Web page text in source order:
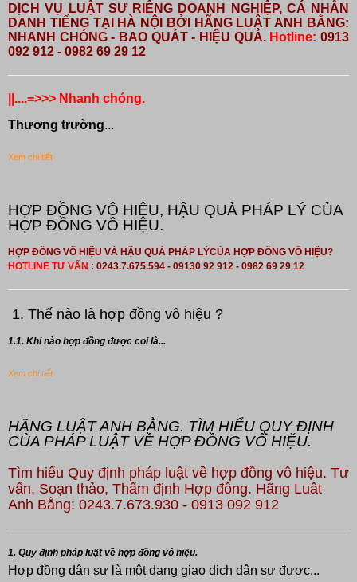
DỊCH VỤ LUẬT SƯ RIÊNG DOANH NGHIỆP, CÁ NHÂN
DANH TIẾNG TẠI HÀ NỘI BỞI HÃNG LUẬT ANH BẰNG:
NHANH CHÓNG - BAO QUÁT - HIỆU QUẢ. Hotline: 0913
092 912 - 0982 69 29 12
||....=>>> Nhanh chóng.
Thương trường...
Xem chi tiết
HỢP ĐỒNG VÔ HIỆU, HẬU QUẢ PHÁP LÝ CỦA
HỢP ĐỒNG VÔ HIỆU.
HỢP ĐỒNG VÔ HIỆU VÀ HẬU QUẢ PHÁP LÝCỦA HỢP ĐỒNG VÔ HIỆU?
HOTLINE TƯ VẤN : 0243.7.675.594 - 09130 92 912 - 0982 69 29 12
1. Thế nào là hợp đồng vô hiệu ?
1.1. Khi nào hợp đồng được coi là...
Xem chi tiết
HÃNG LUẬT ANH BẰNG. TÌM HIỂU QUY ĐỊNH
CỦA PHÁP LUẬT VỀ HỢP ĐỒNG VÔ HIỆU.
Tìm hiểu Quy định pháp luật về hợp đồng vô hiệu. Tư
vấn, Soạn thảo, Thẩm định Hợp đồng. Hãng Luât
Anh Bằng: 0243.7.673.930 - 0913 092 912
1. Quy định pháp luật về hợp đồng vô hiệu.
Hợp đồng dân sự là một dạng giao dịch dân sự được...